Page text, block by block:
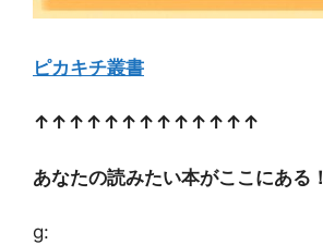
ピカキチ叢書
↑↑↑↑↑↑↑↑↑↑↑↑↑
あなたの読みたい本がここにある！
g: